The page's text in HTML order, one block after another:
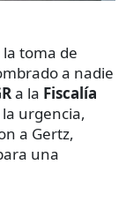
toma de
a nadie
a la Fiscalía
urgencia,
a Gertz,
una